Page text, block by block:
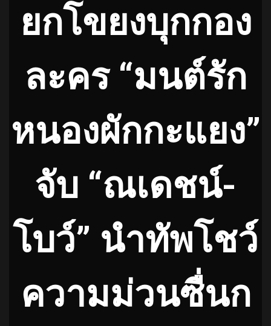
ยกโขยงบุกกอง
ละคร “มนต์รัก
หนองผักกะแยง”
จับ “ณเดชน์-
โบว์” นำทัพโชว์
ความม่วนซื่นก